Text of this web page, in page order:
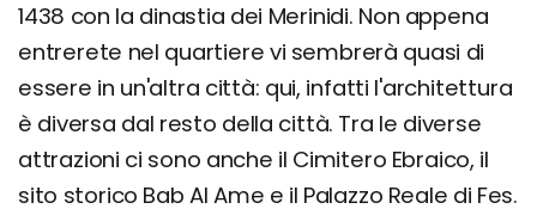
1438 con la dinastia dei Merinidi. Non appena
entrerete nel quartiere vi sembrerà quasi di
essere in un'altra città: qui, infatti l'architettura
è diversa dal resto della città. Tra le diverse
attrazioni ci sono anche il Cimitero Ebraico, il
sito storico Bab Al Ame e il Palazzo Reale di Fes.